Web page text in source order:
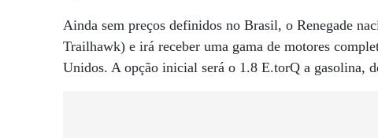
Ainda sem preços definidos no Brasil, o Renegade
Trailhawk) e irá receber uma gama de motores
Unidos. A opção inicial será o 1.8 E.torQ a gasolina,